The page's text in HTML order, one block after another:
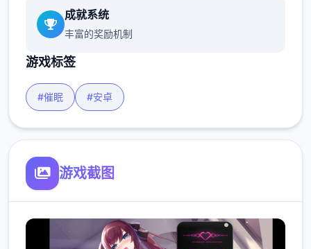
成就系统
丰富的奖励机制
游戏标签
#催眠 #安卓
游戏截图